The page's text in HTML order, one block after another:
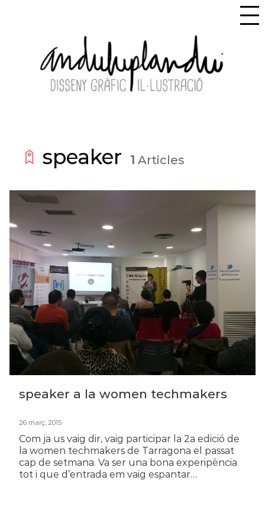
speaker 1 Articles
speaker a la women techmakers
26 març, 2015
Com ja us vaig dir, vaig participar la 2a edició de
la women techmakers de Tarragona el passat
cap de setmana. Va ser una bona experipència
tot i que d’entrada em vaig espantar…